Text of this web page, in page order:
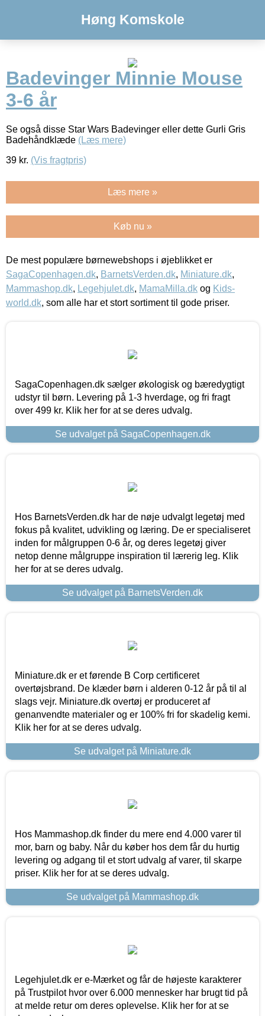
Høng Komskole
Badevinger Minnie Mouse
3-6 år
Se også disse Star Wars Badevinger eller dette Gurli Gris
Badehåndklæde (Læs mere)
39 kr. (Vis fragtpris)
Læs mere »
Køb nu »
De mest populære børnewebshops i øjeblikket er
SagaCopenhagen.dk, BarnetsVerden.dk, Miniature.dk,
Mammashop.dk, Legehjulet.dk, MamaMilla.dk og Kids-
world.dk, som alle har et stort sortiment til gode priser.
SagaCopenhagen.dk sælger økologisk og bæredygtigt
udstyr til børn. Levering på 1-3 hverdage, og fri fragt
over 499 kr. Klik her for at se deres udvalg.
Se udvalget på SagaCopenhagen.dk
Hos BarnetsVerden.dk har de nøje udvalgt legetøj med
fokus på kvalitet, udvikling og læring. De er specialiseret
inden for målgruppen 0-6 år, og deres legetøj giver
netop denne målgruppe inspiration til lærerig leg. Klik
her for at se deres udvalg.
Se udvalget på BarnetsVerden.dk
Miniature.dk er et førende B Corp certificeret
overtøjsbrand. De klæder børn i alderen 0-12 år på til al
slags vejr. Miniature.dk overtøj er produceret af
genanvendte materialer og er 100% fri for skadelig kemi.
Klik her for at se deres udvalg.
Se udvalget på Miniature.dk
Hos Mammashop.dk finder du mere end 4.000 varer til
mor, barn og baby. Når du køber hos dem får du hurtig
levering og adgang til et stort udvalg af varer, til skarpe
priser. Klik her for at se deres udvalg.
Se udvalget på Mammashop.dk
Legehjulet.dk er e-Mærket og får de højeste karakterer
på Trustpilot hvor over 6.000 mennesker har brugt tid på
at melde retur om deres oplevelse. Klik her for at se